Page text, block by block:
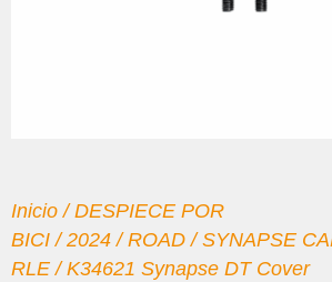
Inicio /DESPIECE POR
BICI /2024 /ROAD /SYNAPSE
RLE / K34621 Synapse DT Cover